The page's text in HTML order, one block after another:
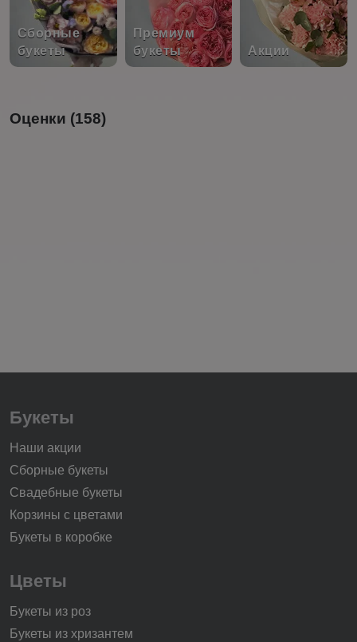
Сборные
букеты
Премиум
букеты
Акции
Оценки (158)
Букеты
Наши акции
Сборные букеты
Свадебные букеты
Корзины с цветами
Букеты в коробке
Цветы
Букеты из роз
Букеты из хризантем